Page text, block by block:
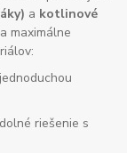
a kotlinové
maximálne
riešenie s